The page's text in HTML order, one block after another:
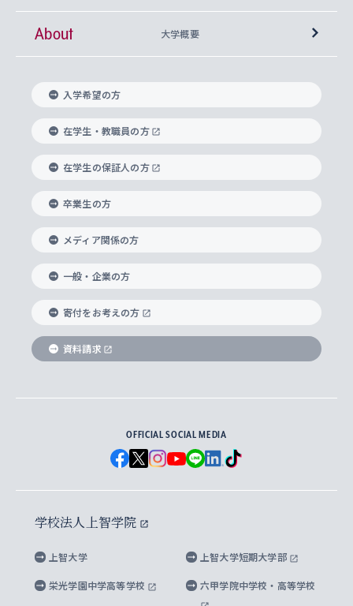
総合人間科学部
経済学部
外国語学部
総合グローバル学部
国際教養学部
理工学部
Futures） – 持続可能な未来を考える６学科連携
基盤教育センター
キリスト教人間学
身体知
思考と表現
データサイエンス
上智大学の語学教育
言語教育研究センター
上智大学のグローバル教育
グローバル教育センター
上智大学で学ぶ
海外で学ぶ
学びのサポート
大学院
神学研究科
実践宗教学研究科
総合人間科学研究科
経済学研究科
グローバル・スタディーズ研究科
助産学専攻科
生涯学習
中世思想研究所
国際言語情報研究所
グローバル・コンサーン研究所
比較文化研究所
ヨーロッパ研究所
アジア文化研究所
アメリカ・カナダ研究所
メディア・ジャーナリズム研究所
水稀少社会研究センター
先進機械・構造材料イノベーションセンター
産官学連携
知的財産
研究支援制度
重点領域研究・自由課題研究
研究活動に関する法令・研究費の使用について
課外活動
課外教育プログラム
ボランティア活動
グローバルな学びのコミュニティ
学生の相談窓口
心身の健康相談
ハラスメント防止の取り組み
障がいのある学生への支援
キャリア形成サポート
キャリア形成支援プログラム
就職（内定先）・進路統計
企業の採用ご担当者様へのご案内
住まいのサポート
上智大学で取得できる学位
入れの方針）
科目等履修生
研究生・外国人特別研究生・国費留学生
交換留学生(海外大学から上智大学で学ぶ)
ノンディグリー生
Sophia Short-term Program受講生
学費・奨学金
学部入学前に出願する奨学金
国による高等教育の修学支援新制度
大学院生対象の奨学金
海外留学する際の費用と奨学金
About 大学概要
理事長・学長メッセージ
学長・副学長紹介
上智大学の精神
上智大学の理念
上智大学の沿革
ソフィア・アーカイブズ
上智大学とカトリック
グローバルエンゲージメント
上智大学を訪れた世界の知性
国連Weeks・アフリカWeeks
ダイバーシティ＆サステナビリティへの取り組み
上智大学公式ソーシャルメディア
学校法人上智学院について
数字で見る上智大学
上智大学のネットワーク
父母・保証人とのネットワーク
学外とのネットワーク
上智大学の出版物
上智大学大学案内・大学院案内
英文広報誌 SOPHIA magazine
上智大学のビジュアル・アイデンティティ
上智大学ビジュアル・アイデンティティ
上智大学校歌 ・上智大学学生歌
上智大学への取材・キャンパスでの撮影について
上智大学の公開情報
上智大学の教育研究活動等の情報公表
キャンパス案内
入学希望の方
在学生・教職員の方
在学生の保証人の方
卒業生の方
メディア関係の方
一般・企業の方
寄付をお考えの方
資料請求
OFFICIAL SOCIAL MEDIA
学校法人上智学院
上智大学 上智大学短期大学部
栄光学園中学高等学校 六甲学院中学校・高等学校